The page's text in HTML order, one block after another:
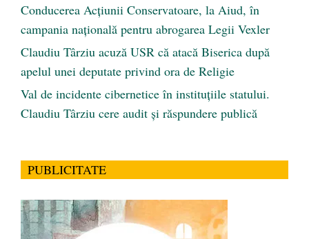
Conducerea Acțiunii Conservatoare, la Aiud, în
campania națională pentru abrogarea Legii Vexler
Claudiu Târziu acuză USR că atacă Biserica după
apelul unei deputate privind ora de Religie
Val de incidente cibernetice în instituțiile statului.
Claudiu Târziu cere audit și răspundere publică
PUBLICITATE